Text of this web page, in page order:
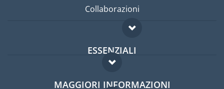
Collaborazioni
ESSENZIALI
Forum per expat
MAGGIORI INFORMAZIONI